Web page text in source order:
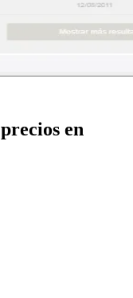
precios en